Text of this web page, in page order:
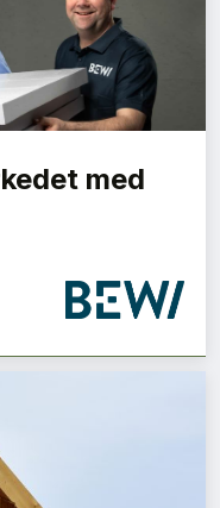
2026 med